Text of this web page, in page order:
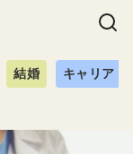
結婚 キャリア